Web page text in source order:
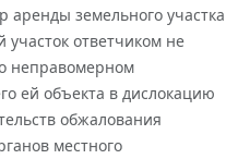
аренды земельного участка
участок ответчиком не
неправомерном
ей объекта в дислокацию
обжалования
местного